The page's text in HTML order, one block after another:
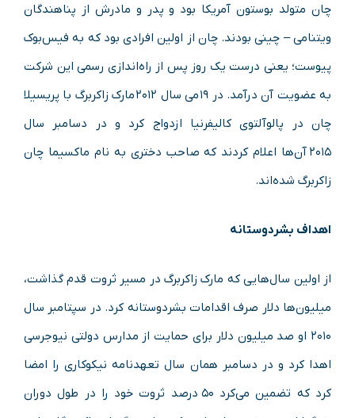
چان متولد بوستون آمریکا بود و پدر و مادرش از پناهندگان
ویتنامی – چینی بودند. چان از اولین افرادی بود که به فیس‌بوک
پیوست؛ یعنی درست یک روز پس از راه‌اندازی رسمی این شرکت
به عضویت آن درآمد. در ۱۹ می سال ۲۰۱۲ مارک زاکربرگ با پریسیلا
چان در پالوآلتوی کالیفرنیا ازدواج کرد و در دسامبر سال
۲۰۱۵ آن‌ها اعلام کردند که صاحب دختری به نام ماکسیما چان
زاکربرگ شده‌اند.
اهداف بشردوستانه
از اولین سال‌هایی که مارک زاکربرگ در مسیر ثروت قدم گذاشت،
میلیون‌ها دلار صرف اقدامات بشردوستانه کرد. در سپتامبر سال
۲۰۱۰ او صد میلیون دلار برای حمایت از مدارس دولتی نیوجرسی
اهدا کرد و در دسامبر همان سال تعهدنامه نیکوکاری را امضا
کرد که تضمین می‌کرد ۵۰ درصد ثروت خود را در طول دوران